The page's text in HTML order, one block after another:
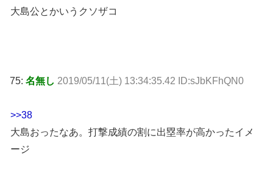
大島公とかいうクソザコ
75: 名無し 2019/05/11(土) 13:34:35.42 ID:sJbKFhQN0
>>38
大島おったなあ。打撃成績の割に出塁率が高かったイメ
ージ